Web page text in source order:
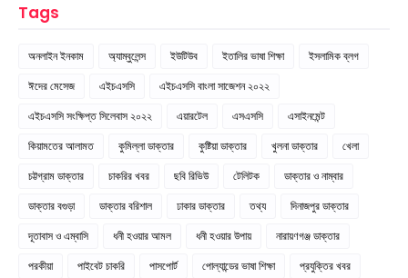
Tags
অনলাইন ইনকাম অ্যাম্বুলেন্স ইউটিউব ইতালির ভাষা শিক্ষা
ইসলামিক ব্লগ
ঈদের মেসেজ
এইচএসসি
এইচএসসি বাংলা সাজেশন ২০২২
এইচএসসি সংক্ষিপ্ত সিলেবাস ২০২২
এয়ারটেল এসএসসি
এসাইনমেন্ট
কিয়ামতের আলামত
কুমিল্লা ডাক্তার কুষ্টিয়া ডাক্তার খুলনা ডাক্তার
খেলা
চট্টগ্রাম ডাক্তার
চাকরির খবর ছবি রিভিউ টেলিটক
ডাক্তার ও নাম্বার
ডাক্তার বগুড়া
ডাক্তার বরিশাল ঢাকার ডাক্তার তথ্য
দিনাজপুর ডাক্তার
দূতাবাস ও এম্বাসি
ধনী হওয়ার আমল ধনী হওয়ার উপায়
নারায়ণগঞ্জ ডাক্তার
পরকীয়া
পাইবেট চাকরি পাসপোর্ট পোল্যান্ডের ভাষা শিক্ষা
প্রযুক্তির খবর